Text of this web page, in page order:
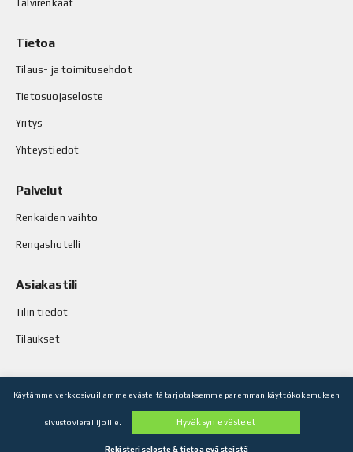
Talvirenkaat
Tietoa
Tilaus- ja toimitusehdot
Tietosuojaseloste
Yritys
Yhteystiedot
Palvelut
Renkaiden vaihto
Rengashotelli
Asiakastili
Tilin tiedot
Tilaukset
© Stop-Rust Oy. Kaikki oikeudet pidätetään.
Käytämme verkkosivuillamme evästeitä tarjotaksemme paremman käyttökokemuksen
sivustovierailijoille. Hyväksyn evästeet
Rekisteriseloste & tietoa evästeistä